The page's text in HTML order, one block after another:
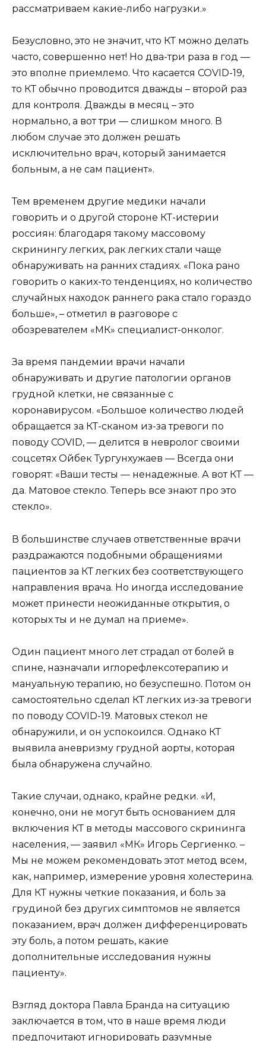
рассматриваем какие-либо нагрузки.»
Безусловно, это не значит, что КТ можно делать
часто, совершенно нет! Но два-три раза в год —
это вполне приемлемо. Что касается COVID-19,
то КТ обычно проводится дважды – второй раз
для контроля. Дважды в месяц – это
нормально, а вот три — слишком много. В
любом случае это должен решать
исключительно врач, который занимается
больным, а не сам пациент».
Тем временем другие медики начали
говорить и о другой стороне КТ-истерии
россиян: благодаря такому массовому
скринингу легких, рак легких стали чаще
обнаруживать на ранних стадиях. «Пока рано
говорить о каких-то тенденциях, но количество
случайных находок раннего рака стало гораздо
больше», – отметил в разговоре с
обозревателем «МК» специалист-онколог.
За время пандемии врачи начали
обнаруживать и другие патологии органов
грудной клетки, не связанные с
коронавирусом. «Большое количество людей
обращается за КТ-сканом из-за тревоги по
поводу COVID, — делится в невролог своими
соцсетях Ойбек Тургунхужаев — Всегда они
говорят: «Ваши тесты — ненадежные. А вот КТ —
да. Матовое стекло. Теперь все знают про это
стекло».
В большинстве случаев ответственные врачи
раздражаются подобными обращениями
пациентов за КТ легких без соответствующего
направления врача. Но иногда исследование
может принести неожиданные открытия, о
которых ты и не думал на приеме».
Один пациент много лет страдал от болей в
спине, назначали иглорефлексотерапию и
мануальную терапию, но безуспешно. Потом он
самостоятельно сделал КТ легких из-за тревоги
по поводу COVID-19. Матовых стекол не
обнаружили, и он успокоился. Однако КТ
выявила аневризму грудной аорты, которая
была обнаружена случайно.
Такие случаи, однако, крайне редки. «И,
конечно, они не могут быть основанием для
включения КТ в методы массового скрининга
населения, — заявил «МК» Игорь Сергиенко. –
Мы не можем рекомендовать этот метод всем,
как, например, измерение уровня холестерина.
Для КТ нужны четкие показания, и боль за
грудиной без других симптомов не является
показанием, врач должен дифференцировать
эту боль, а потом решать, какие
дополнительные исследования нужны
пациенту».
Взгляд доктора Павла Бранда на ситуацию
заключается в том, что в наше время люди
предпочитают игнорировать разумные